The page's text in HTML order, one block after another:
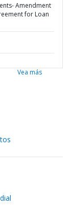
Amendment
for Loan
Vea más